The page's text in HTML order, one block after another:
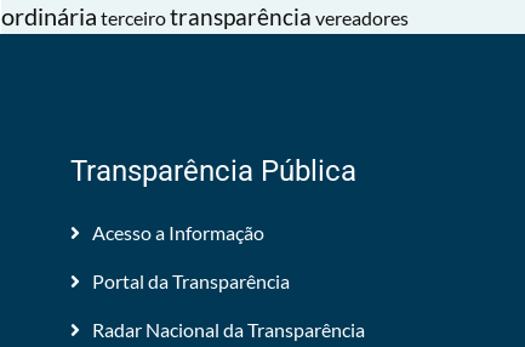
ordinária terceirotransparência vereadores
Transparência Pública
Acesso a Informação
Portal da Transparência
Radar Nacional da Transparência